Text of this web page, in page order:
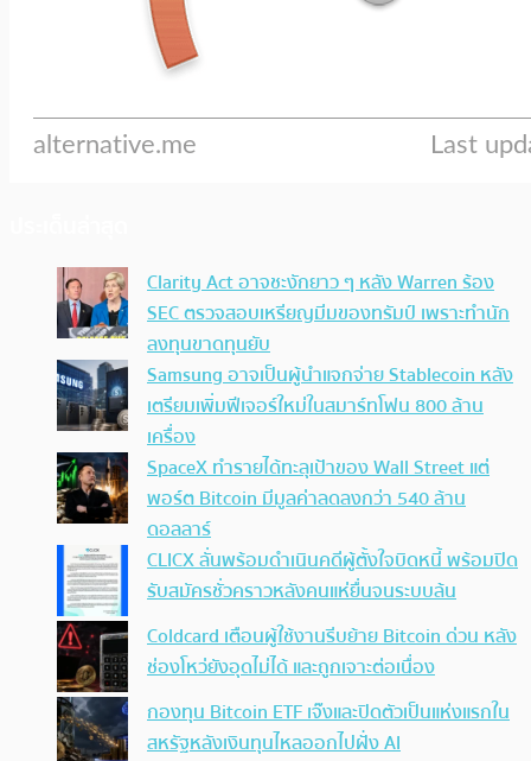
Clarity Act อาจชะงักยาว ๆ หลัง Warren ร้อง
SEC ตรวจสอบเหรียญมีมของทรัมป์ เพราะทำนัก
ลงทุนขาดทุนยับ
Samsung อาจเป็นผู้นำแจกจ่าย Stablecoin หลัง
เตรียมเพิ่มฟีเจอร์ใหม่ในสมาร์ทโฟน 800 ล้าน
เครื่อง
SpaceX ทำรายได้ทะลุเป้าของ Wall Street แต่
พอร์ต Bitcoin มีมูลค่าลดลงกว่า 540 ล้าน
ดอลลาร์
CLICX ลั่นพร้อมดำเนินคดีผู้ตั้งใจบิดหนี้ พร้อมปิด
รับสมัครชั่วคราวหลังคนแห่ยื่นจนระบบล้น
Coldcard เตือนผู้ใช้งานรีบย้าย Bitcoin ด่วน หลัง
ช่องโหว่ยังอุดไม่ได้ และถูกเจาะต่อเนื่อง
กองทุน Bitcoin ETF เจ๊งและปิดตัวเป็นแห่งแรกใน
สหรัฐหลังเงินทุนไหลออกไปฝั่ง AI